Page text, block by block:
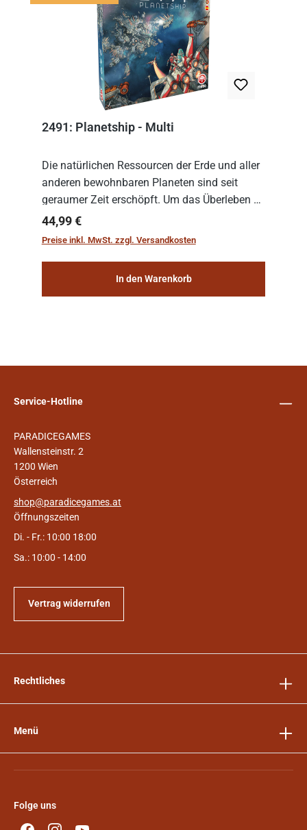
2491: Planetship - Multi
Die natürlichen Ressourcen der Erde und aller
anderen bewohnbaren Planeten sind seit
geraumer Zeit erschöpft. Um das Überleben zu
sichern, wurden die sogenannten
„Weltenschiffe“ gebaut. Auf diesen
Regulärer Preis:
44,99 €
Preise inkl. MwSt. zzgl. Versandkosten
In den Warenkorb
Service-Hotline
PARADICEGAMES
Wallensteinstr. 2
1200 Wien
Österreich
shop@paradicegames.at
Öffnungszeiten
Di. - Fr.: 10:00 18:00
Sa.: 10:00 - 14:00
Vertrag widerrufen
Rechtliches
Menü
Folge uns